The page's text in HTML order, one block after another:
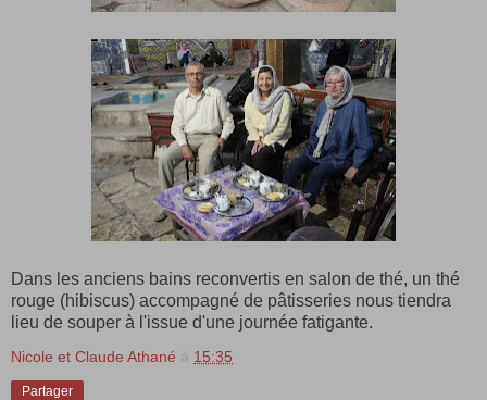
Dans les anciens bains reconvertis en salon de thé, un thé
rouge (hibiscus) accompagné de pâtisseries nous tiendra
lieu de souper à l'issue d'une journée fatigante.
Nicole et Claude Athané à 15:35
Partager